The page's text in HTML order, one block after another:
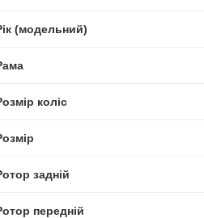
(модельний)
коліс
задній
передній